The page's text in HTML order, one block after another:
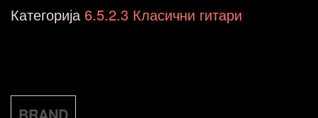
guitar
количина
Категорија6.5.2.3 Класични гитари